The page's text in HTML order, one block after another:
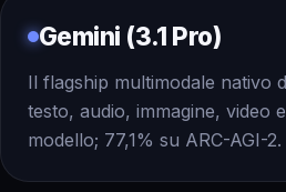
Gemini (3.1 Pro)
Il flagship multimodale nativo
testo, audio, immagine, video
modello; 77,1% su ARC-AGI-2.